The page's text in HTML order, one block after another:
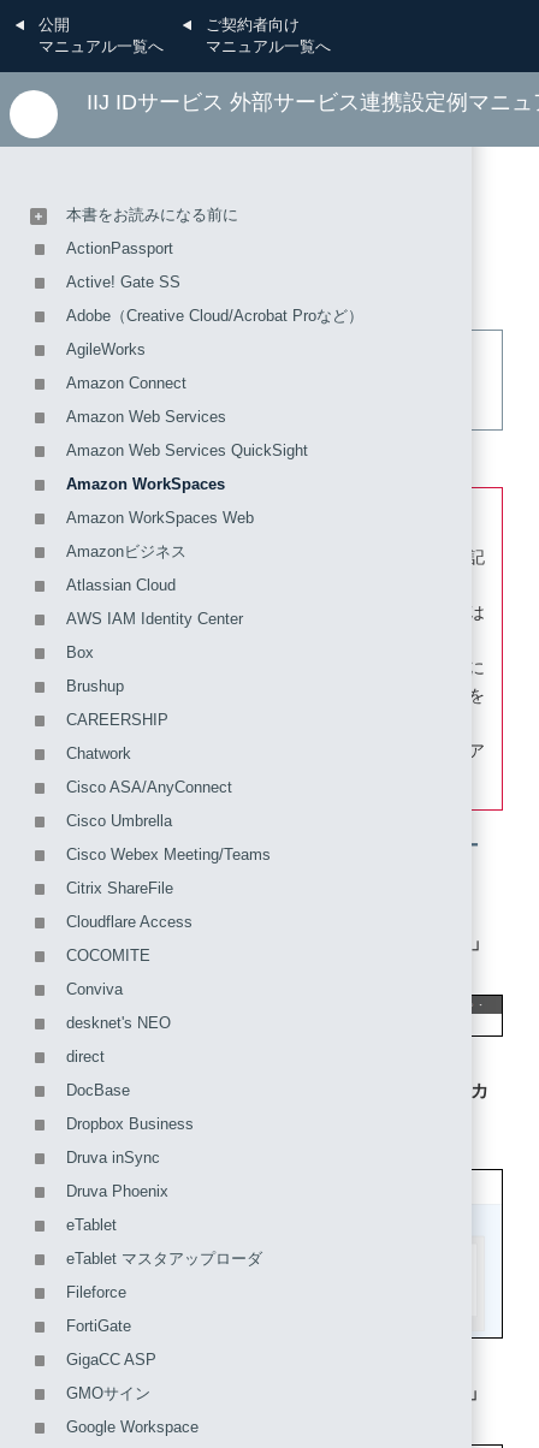
公開
マニュアル一覧へ
ご契約者向け
マニュアル一覧へ
IIJ IDサービス 外部サービス連携設定例マニュ
Amazon WorkSpaces
【参考】
「Amazon WorkSpaces」との認証連携を設定します。
【注意】
本手順にはSAML連携に関連しない項目については記
載していません。
Amazon WorkspacesがSAMLで認証するキーは
IIJ IDサービス内の各ユーザ共通のユーザ属性に
Amazon Web Servicesの「ユーザID」と同一の値を
保持しておく必要があります。
Amazon Workspacesが提供するiPad用ネイティブア
プリは、SAML連携に対応していません。
1. IIJ IDサービスにSAMLアプリケ
ーションを登録する
1. 「アプリケーション」の「アプリケーションの管理」
をクリックします。
2. 「アプリケーションを追加する」をクリックし、「カ
スタムアプリケーションを追加する」をクリックしま
3. 「SAMLアプリケーション」を選択し、「次に進む」
をクリックします。
本書をお読みになる前に
ActionPassport
Active! Gate SS
Adobe（Creative Cloud/Acrobat Proなど）
AgileWorks
Amazon Connect
Amazon Web Services
Amazon Web Services QuickSight
Amazon WorkSpaces
Amazon WorkSpaces Web
Amazonビジネス
Atlassian Cloud
AWS IAM Identity Center
Box
Brushup
CAREERSHIP
Chatwork
Cisco ASA/AnyConnect
Cisco Umbrella
Cisco Webex Meeting/Teams
Citrix ShareFile
Cloudflare Access
COCOMITE
Conviva
desknet's NEO
direct
DocBase
Dropbox Business
Druva inSync
Druva Phoenix
eTablet
eTablet マスタアップローダ
Fileforce
FortiGate
GigaCC ASP
GMOサイン
Google Workspace